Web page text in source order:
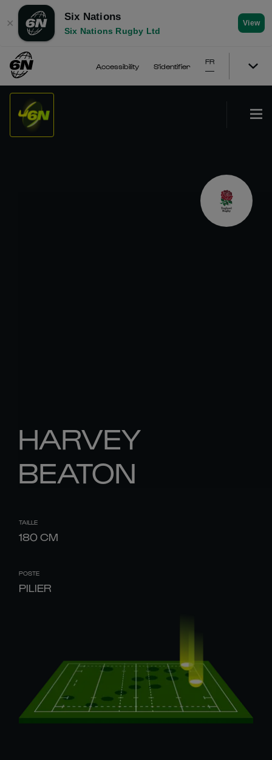
✕
Six Nations
Six Nations Rugby Ltd
View
Accessibility S'identifier
FR
HARVEY
BEATON
TAILLE
180CM
POSTE
PILIER